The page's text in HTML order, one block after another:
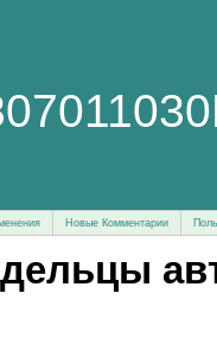
Новые Комментарии